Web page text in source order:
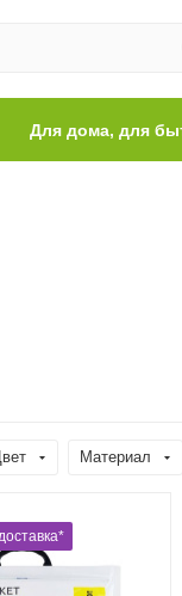
Для дома, для
Материал